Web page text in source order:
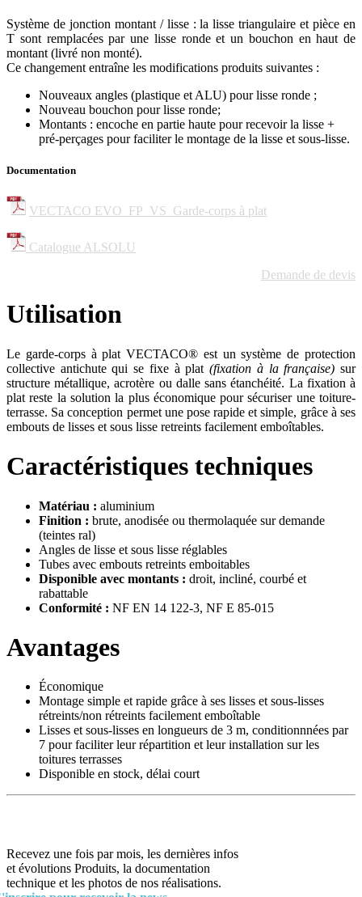
Système de jonction montant / lisse : la lisse triangulaire et pièce en
T sont remplacées par une lisse ronde et un bouchon en haut de
montant (livré non monté).
Ce changement entraîne les modifications produits suivantes :
Nouveaux angles (plastique et ALU) pour lisse ronde ;
Nouveau bouchon pour lisse ronde;
Montants : encoche en partie haute pour recevoir la lisse +
pré-perçages pour faciliter le montage de la lisse et sous-lisse.
Documentation
VECTACO EVO_FP_VS_Garde-corps à plat
Catalogue ALSOLU
Demande de devis
Utilisation
Le garde-corps à plat VECTACO® est un système de protection
collective antichute qui se fixe à plat(fixation à la française) sur
structure métallique, acrotère ou dalle sans étanchéité. La fixation à
plat reste la solution la plus économique pour sécuriser une toiture-
terrasse. Sa conception permet une pose rapide et simple, grâce à ses
embouts de lisses et sous lisse retreints facilement emboîtables.
Caractéristiques techniques
Matériau : aluminium
Finition : brute, anodisée ou thermolaquée sur demande
(teintes ral)
Angles de lisse et sous lisse réglables
Tubes avec embouts retreints emboitables
Disponible avec montants : droit, incliné, courbé et
rabattable
Conformité : NF EN 14 122-3, NF E 85-015
Avantages
Économique
Montage simple et rapide grâce à ses lisses et sous-lisses
rétreints/non rétreints facilement emboîtable
Lisses et sous-lisses en longueurs de 3 m, conditionnnées par
7 pour faciliter leur répartition et leur installation sur les
toitures terrasses
Disponible en stock, délai court
Recevez une fois par mois, les dernières infos
et évolutions Produits, la documentation
technique et les photos de nos réalisations.